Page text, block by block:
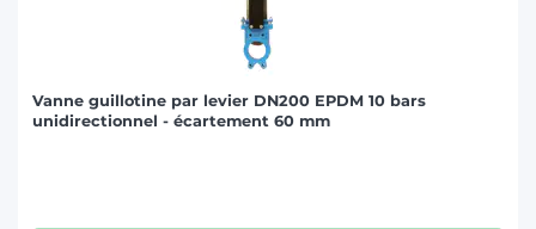
Vanne guillotine par levier DN200 EPDM 10 bars
unidirectionnel - écartement 60 mm